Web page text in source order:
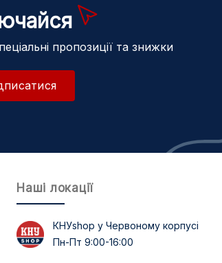
пропозиції та знижки
Наші локації
КНУshop у Червоному корпусі
Пн-Пт 9:00-16:00